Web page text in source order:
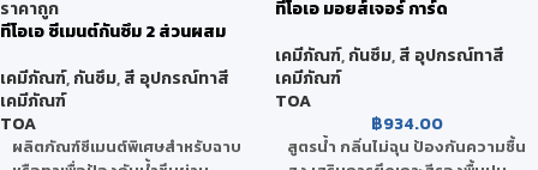
คอนกรีต เป็นต้น
รองรับ
ทีโอเอ ซีเมนต์กันซึม 2 ส่วนผสม
เคมีภัณฑ์,กันซึม,สี อุปกรณ์ทาสี
เคมีภัณฑ์
TOA
ผลิตภัณฑ์ซีเมนต์พิเศษสำหรับฉาบ
ทีโอเอ มอยส์เจอร์ การ์ด
เคมีภัณฑ์,กันซึม,สี อุปกรณ์ทาสี
เคมีภัณฑ์
TOA
฿934.00
สูตรน้ำ กลิ่นไม่ฉุน ป้องกันความชื้น